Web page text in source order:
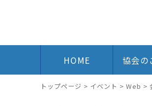
HOME 協会の
トップページ > イベント > Web >